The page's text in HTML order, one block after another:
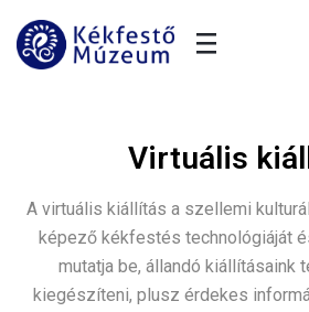
Virtuális
A virtuális kiállítás a szellemi
képező kékfestés technológiáját
mutatja be, állandó kiállításaink
kiegészíteni, plusz érdekes